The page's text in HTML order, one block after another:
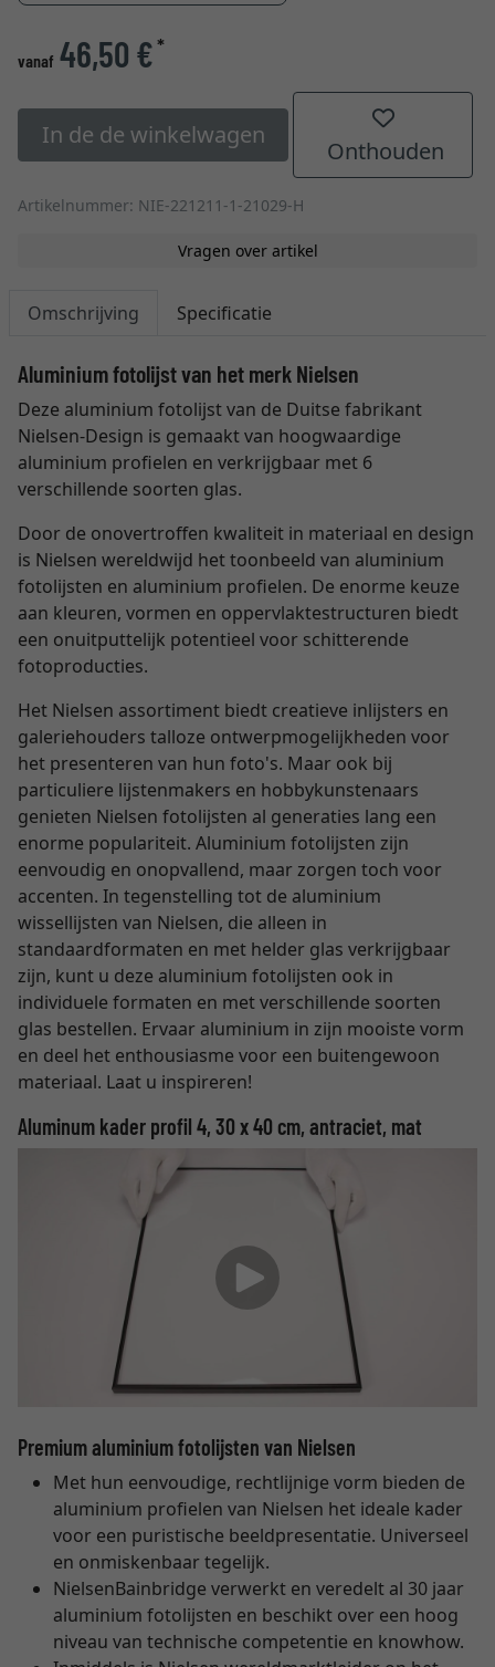
vanaf 46,50 €*
In de de winkelwagen
Onthouden
Artikelnummer: NIE-221211-1-21029-H
Vragen over artikel
Omschrijving Specificatie
Aluminium fotolijst van het merk Nielsen
Deze aluminium fotolijst van de Duitse fabrikant
Nielsen-Design is gemaakt van hoogwaardige
aluminium profielen en verkrijgbaar met 6
verschillende soorten glas.
Door de onovertroffen kwaliteit in materiaal en design
is Nielsen wereldwijd het toonbeeld van aluminium
fotolijsten en aluminium profielen. De enorme keuze
aan kleuren, vormen en oppervlaktestructuren biedt
een onuitputtelijk potentieel voor schitterende
fotoproducties.
Het Nielsen assortiment biedt creatieve inlijsters en
galeriehouders talloze ontwerpmogelijkheden voor
het presenteren van hun foto's. Maar ook bij
particuliere lijstenmakers en hobbykunstenaars
genieten Nielsen fotolijsten al generaties lang een
enorme populariteit. Aluminium fotolijsten zijn
eenvoudig en onopvallend, maar zorgen toch voor
accenten. In tegenstelling tot de aluminium
wissellijsten van Nielsen, die alleen in
standaardformaten en met helder glas verkrijgbaar
zijn, kunt u deze aluminium fotolijsten ook in
individuele formaten en met verschillende soorten
glas bestellen. Ervaar aluminium in zijn mooiste vorm
en deel het enthousiasme voor een buitengewoon
materiaal. Laat u inspireren!
Aluminum kader profil 4, 30 x 40 cm, antraciet, mat
Premium aluminium fotolijsten van Nielsen
Met hun eenvoudige, rechtlijnige vorm bieden de
aluminium profielen van Nielsen het ideale kader
voor een puristische beeldpresentatie. Universeel
en onmiskenbaar tegelijk.
NielsenBainbridge verwerkt en veredelt al 30 jaar
aluminium fotolijsten en beschikt over een hoog
niveau van technische competentie en knowhow.